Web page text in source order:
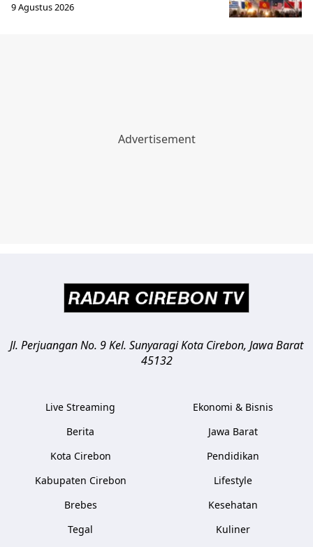
9 Agustus 2026
Jl. Perjuangan No. 9 Kel. SunyaragiKota Cirebon, Jawa Barat
45132
Live Streaming
Berita
Kota Cirebon
Kabupaten Cirebon
Brebes
Tegal
Ekonomi & Bisnis
Jawa Barat
Pendidikan
Lifestyle
Kesehatan
Kuliner